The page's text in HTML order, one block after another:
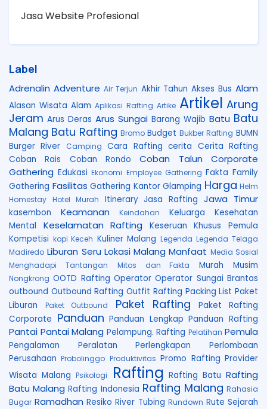
Jasa Website Profesional
Label
Adrenalin Adventure Air Terjun Akhir Tahun Akses Bus Alam
Alasan Wisata Alam Aplikasi Rafting Artike Artikel Arung
Jeram Arus Deras Arus Sungai Barang Wajib Batu Batu
Malang Batu Rafting Bromo Budget Bukber Rafting BUMN
Burger River
Camping Cara Rafting cerita Cerita Rafting
Coban Rais
Coban Rondo Coban Talun
Corporate
Gathering Edukasi Ekonomi Employee Gathering Fakta Family
Gathering Fasilitas Gathering Kantor Glamping Harga Helm
Homestay Hotel Murah Itinerary Jasa Rafting Jawa Timur
kasembon Keamanan Keindahan Keluarga
Kesehatan
Mental
Keselamatan Rafting Keseruan
Khusus Pemula
Kompetisi kopi Keceh Kuliner Malang Legenda Legenda Telaga
Madiredo Liburan Seru Lokasi Malang Manfaat Media Sosial
Menghadapi Tantangan
Mitos dan Fakta Murah Musim
Nongkrong OOTD Rafting Operator Operator Sungai Brantas
outbound Outbound Rafting Outfit Rafting Packing List Paket
Liburan
Paket Outbound Paket Rafting
Paket Rafting
Corporate Panduan Panduan Lengkap Panduan Rafting
Pantai Pantai Malang Pelampung. Rafting Pelatihan Pemula
Pengalaman Peralatan Perlengkapan
Perlombaan
Perusahaan Probolinggo Produktivitas Promo Rafting Provider
Wisata Malang Psikologi Rafting Rafting Batu Rafting
Batu Malang Rafting Indonesia Rafting Malang Rahasia
Bugar Ramadhan Resiko River Tubing Rundown Rute Sejarah